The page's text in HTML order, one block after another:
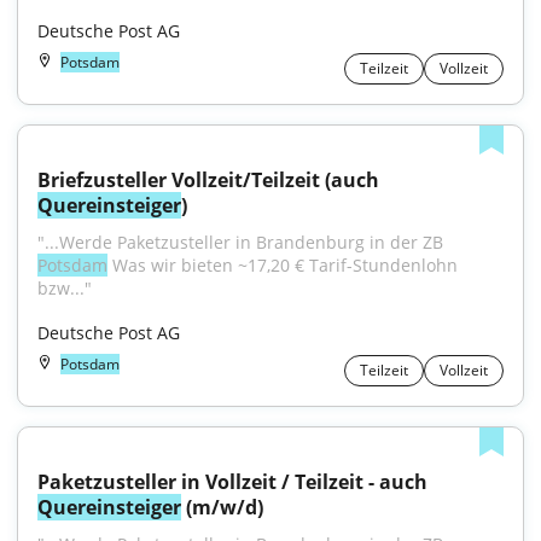
Deutsche Post AG
Potsdam Teilzeit Vollzeit
Quereinsteiger)
Potsdam Was wir bieten ~17,20 € Tarif-Stundenlohn
bzw..."
Deutsche Post AG
Potsdam Teilzeit Vollzeit
Quereinsteiger (m/w/d)